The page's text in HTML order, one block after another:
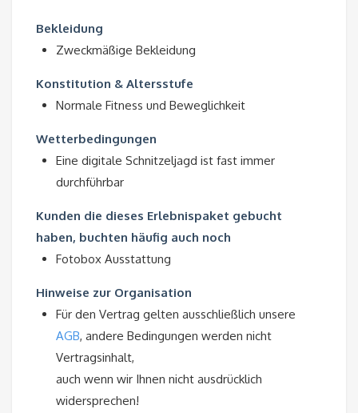
Bekleidung
Zweckmäßige Bekleidung
Konstitution & Altersstufe
Normale Fitness und Beweglichkeit
Wetterbedingungen
Eine digitale Schnitzeljagd ist fast immer
durchführbar
Kunden die dieses Erlebnispaket gebucht
haben, buchten häufig auch noch
Fotobox Ausstattung
Hinweise zur Organisation
Für den Vertrag gelten ausschließlich unsere
AGB, andere Bedingungen werden nicht
Vertragsinhalt,
auch wenn wir Ihnen nicht ausdrücklich
widersprechen!